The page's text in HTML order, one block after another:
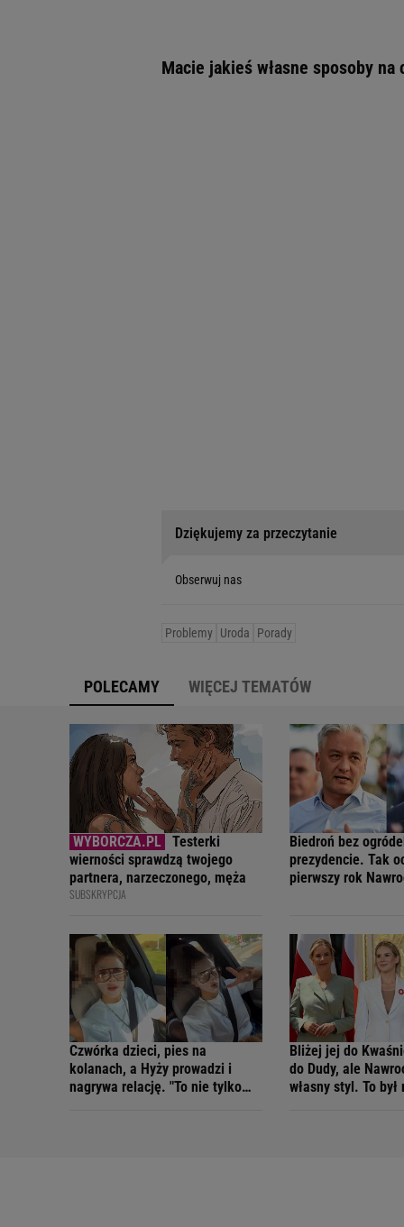
Macie jakieś własne sposoby na
Dziękujemy za przeczytanie
Obserwuj nas
Problemy Uroda Porady
POLECAMY WIĘCEJ TEMATÓW
Testerki
wierności sprawdzą twojego
partnera, narzeczonego, męża
SUBSKRYPCJA
Biedroń bez
prezydencie. Tak
pierwszy rok
Czwórka dzieci, pies na
kolanach, a Hyży prowadzi i
nagrywa relację. "To nie tylko
Bliżej jej do
do Dudy, ale
własny styl. To był